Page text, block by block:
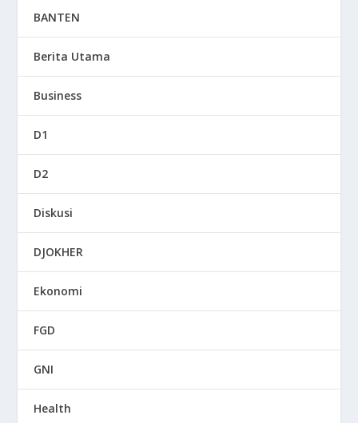
BANTEN
Berita Utama
Business
D1
D2
Diskusi
DJOKHER
Ekonomi
FGD
GNI
Health